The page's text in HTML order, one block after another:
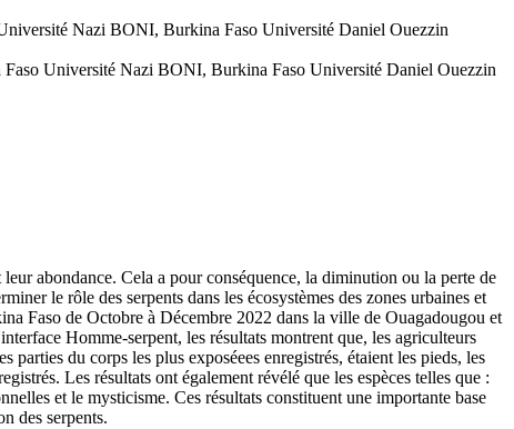
Nazi BONI, Burkina Faso Université Daniel Ouezzin
Université Nazi BONI, Burkina Faso Université Daniel Ouezzin
abondance. Cela a pour conséquence, la diminution ou la perte de
le rôle des serpents dans les écosystèmes des zones urbaines et
Faso de Octobre à Décembre 2022 dans la ville de Ouagadougou et
Homme-serpent, les résultats montrent que, les agriculteurs
du corps les plus exposéees enregistrés, étaient les pieds, les
Les résultats ont également révélé que les espèces telles que :
et le mysticisme. Ces résultats constituent une importante base
des serpents.